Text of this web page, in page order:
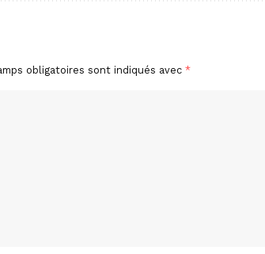
obligatoires sont indiqués avec *